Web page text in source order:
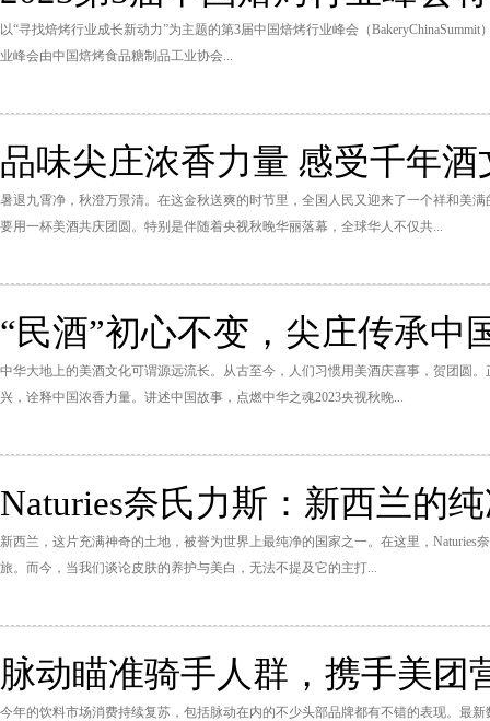
以“寻找焙烤行业成长新动力”为主题的第3届中国焙烤行业峰会（
业峰会由中国焙烤食品糖制品工业协会...
品味尖庄浓香力量 感受千年酒
暑退九霄净，秋澄万景清。在这金秋送爽的时节里，全国人民又迎来了一个祥和美
要用一杯美酒共庆团圆。特别是伴随着央视秋晚华丽落幕，全球华人不仅共...
“民酒”初心不变，尖庄传承中
中华大地上的美酒文化可谓源远流长。从古至今，人们习惯用美酒庆喜事，贺团圆
兴，诠释中国浓香力量。讲述中国故事，点燃中华之魂2023央视秋晚...
Naturies奈氏力斯：新西兰的
新西兰，这片充满神奇的土地，被誉为世界上最纯净的国家之一。在这里，Naturies
旅。而今，当我们谈论皮肤的养护与美白，无法不提及它的主打...
脉动瞄准骑手人群，携手美团
今年的饮料市场消费持续复苏，包括脉动在内的不少头部品牌都有不错的表现。最